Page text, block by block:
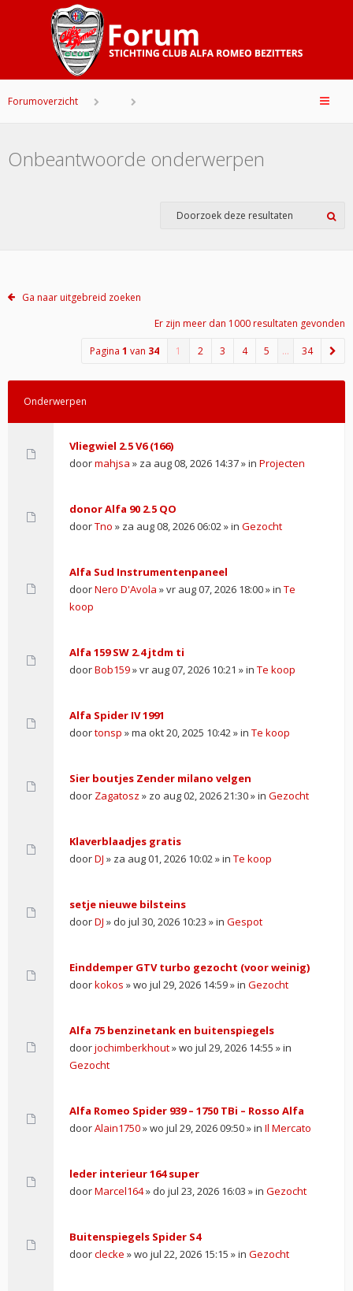
Forumoverzicht
Onbeantwoorde onderwerpen
Ga naar uitgebreid zoeken
Er zijn meer dan 1000 resultaten gevonden
Pagina 1 van 34 1 2 3 4 5 … 34
Onderwerpen
Vliegwiel 2.5 V6 (166)
doormahjsa » za aug 08, 2026 14:37 » in Projecten
donor Alfa 90 2.5 QO
doorTno » za aug 08, 2026 06:02 » in Gezocht
Alfa Sud Instrumentenpaneel
doorNero D'Avola » vr aug 07, 2026 18:00 » in Te
koop
Alfa 159 SW 2.4 jtdm ti
doorBob159» vr aug 07, 2026 10:21 » in Te koop
Alfa Spider IV 1991
doortonsp » ma okt 20, 2025 10:42 » in Te koop
Sier boutjes Zender milano velgen
door Zagatosz » zo aug 02, 2026 21:30 » in Gezocht
Klaverblaadjes gratis
doorDJ » za aug 01, 2026 10:02 » in Te koop
setje nieuwe bilsteins
doorDJ » do jul 30, 2026 10:23 » in Gespot
Einddemper GTV turbo gezocht (voor weinig)
doorkokos » wo jul 29, 2026 14:59 » in Gezocht
Alfa 75 benzinetank en buitenspiegels
doorjochimberkhout» wo jul 29, 2026 14:55 » in
Gezocht
Alfa Romeo Spider 939 – 1750 TBi – Rosso Alfa
doorAlain1750» wo jul 29, 2026 09:50 » in Il Mercato
leder interieur 164 super
doorMarcel164» do jul 23, 2026 16:03 » in Gezocht
Buitenspiegels Spider S4
doorclecke » wo jul 22, 2026 15:15 » in Gezocht